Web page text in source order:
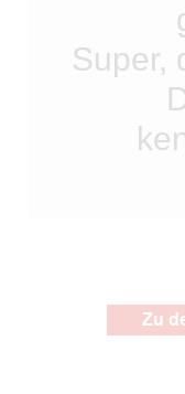
Super,
Zu